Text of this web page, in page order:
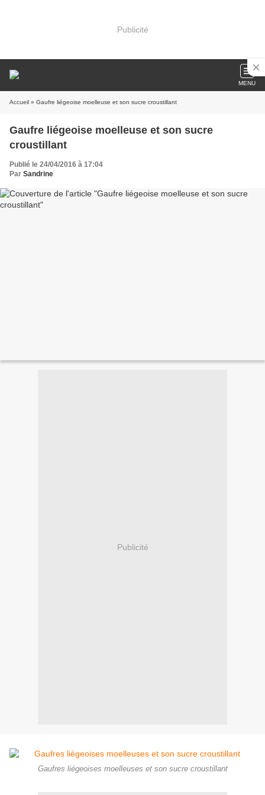
Publicité
MENU
Accueil » Gaufre liégeoise moelleuse et son sucre croustillant
Gaufre liégeoise moelleuse et son sucre
croustillant
Publié le 24/04/2016 à 17:04
Par Sandrine
Publicité
Gaufres liégeoises moelleuses et son sucre croustillant